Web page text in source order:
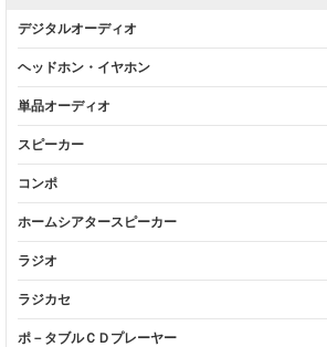
デジタルオーディオ
ヘッドホン・イヤホン
単品オーディオ
スピーカー
コンポ
ホームシアタースピーカー
ラジオ
ラジカセ
ポ－タブルＣＤプレーヤー